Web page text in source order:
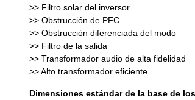
>> Filtro solar del inversor
>> Obstrucción de PFC
>> Obstrucción diferenciada del modo
>> Filtro de la salida
>> Transformador audio de alta fidelidad
>> Alto transformador eficiente
Dimensiones estándar de la base de los